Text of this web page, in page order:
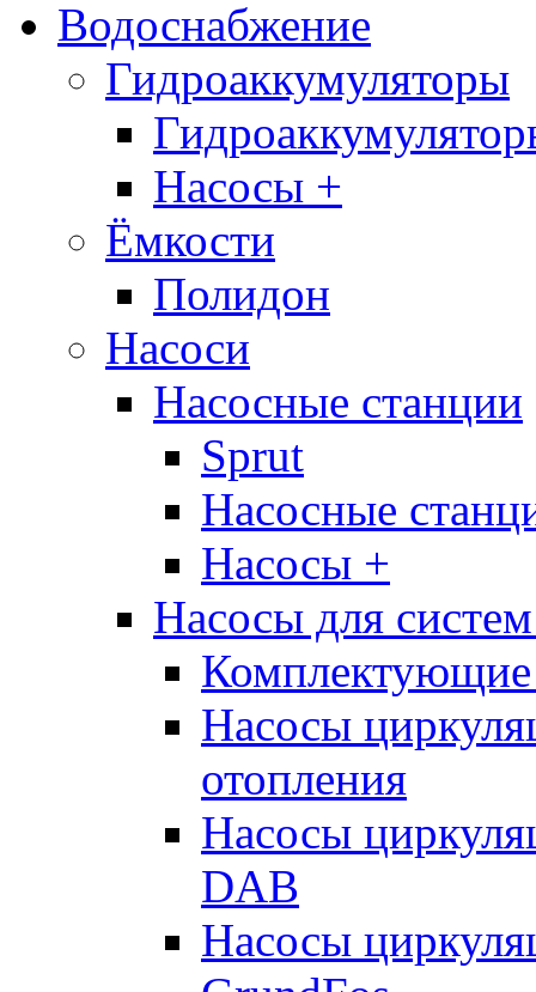
Водоснабжение
Гидроаккумуляторы
Насосы +
Ёмкости
Полидон
Насоси
Насосные станции
Sprut
Насосные
Насосы +
Насосы для
Комплектующие
Насосы
отопления
Насосы
DAB
Насосы